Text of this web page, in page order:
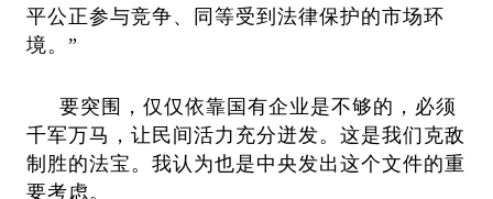
平公正参与竞争、同等受到法律保护的市场环
境。”
要突围，仅仅依靠国有企业是不够的，必须
千军万马，让民间活力充分迸发。这是我们克敌
制胜的法宝。我认为也是中央发出这个文件的重
要考虑。